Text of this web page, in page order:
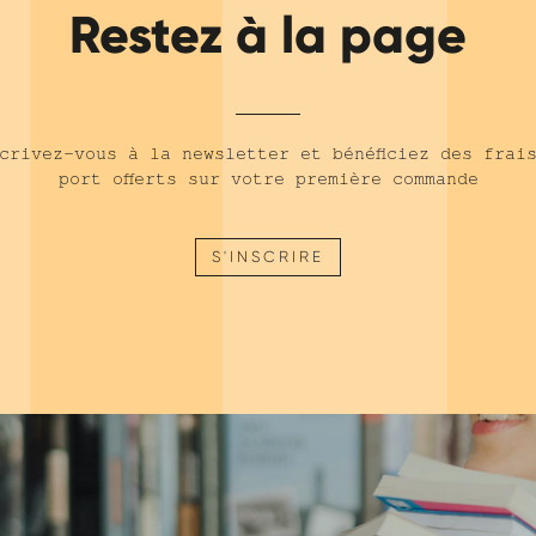
Restez à la page
vous à la newsletter et bénéficiez des
port offerts sur votre première commande
S'INSCRIRE